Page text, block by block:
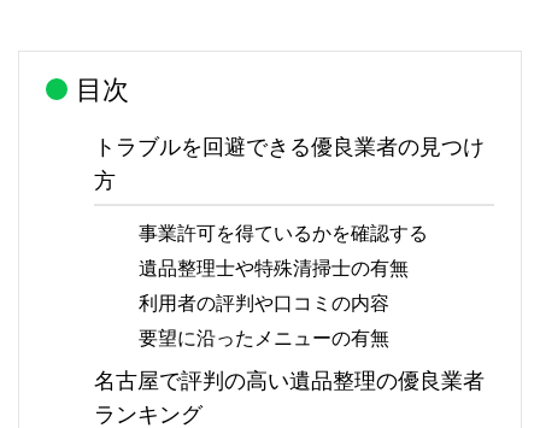
目次
トラブルを回避できる優良業者の見つけ
方
事業許可を得ているかを確認する
遺品整理士や特殊清掃士の有無
利用者の評判や口コミの内容
要望に沿ったメニューの有無
名古屋で評判の高い遺品整理の優良業者
ランキング